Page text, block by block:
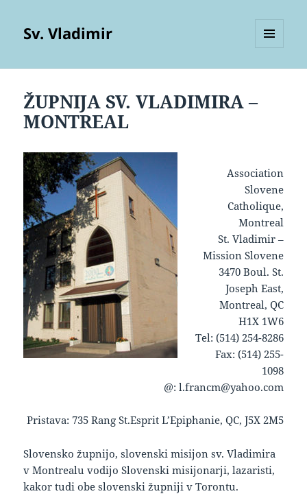
Sv. Vladimir
ŽUPNIJA SV. VLADIMIRA –
MONTREAL
Association
Slovene
Catholique,
Montreal
St. Vladimir –
Mission Slovene
3470 Boul. St.
Joseph East,
Montreal, QC
H1X 1W6
Tel: (514) 254-8286
Fax: (514) 255-
1098
@: l.francm@yahoo.com
Pristava: 735 Rang St.Esprit L’Epiphanie, QC, J5X 2M5
keto supplement pills
Slovensko župnijo, slovenski misijon sv. Vladimira
v Montrealu vodijo Slovenski misijonarji, lazaristi,
kakor tudi obe slovenski župniji v Torontu.